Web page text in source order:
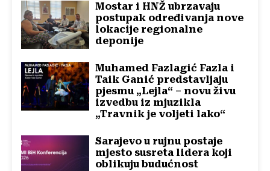
Mostar i HNŽ ubrzavaju
postupak određivanja nove
lokacije regionalne
deponije
Muhamed Fazlagić Fazla i
Taik Ganić predstavljaju
pjesmu „Lejla“ – novu živu
izvedbu iz mjuzikla
„Travnik je voljeti lako“
Sarajevo u rujnu postaje
mjesto susreta lidera koji
oblikuju budućnost